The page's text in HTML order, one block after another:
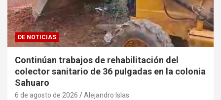
DE NOTICIAS
Continúan trabajos de rehabilitación del
colector sanitario de 36 pulgadas en la colonia
Sahuaro
6 de agosto de 2026 Alejandro Islas